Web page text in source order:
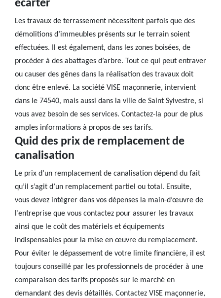
écarter
Les travaux de terrassement nécessitent parfois que des
démolitions d’immeubles présents sur le terrain soient
effectuées. Il est également, dans les zones boisées, de
procéder à des abattages d’arbre. Tout ce qui peut entraver
ou causer des gênes dans la réalisation des travaux doit
donc être enlevé. La société VISE maçonnerie, intervient
dans le 74540, mais aussi dans la ville de Saint Sylvestre, si
vous avez besoin de ses services. Contactez-la pour de plus
amples informations à propos de ses tarifs.
Quid des prix de remplacement de
canalisation
Le prix d’un remplacement de canalisation dépend du fait
qu’il s’agit d’un remplacement partiel ou total. Ensuite,
vous devez intégrer dans vos dépenses la main-d’œuvre de
l’entreprise que vous contactez pour assurer les travaux
ainsi que le coût des matériels et équipements
indispensables pour la mise en œuvre du remplacement.
Pour éviter le dépassement de votre limite financière, il est
toujours conseillé par les professionnels de procéder à une
comparaison des tarifs proposés sur le marché en
demandant des devis détaillés. Contactez VISE maçonnerie,